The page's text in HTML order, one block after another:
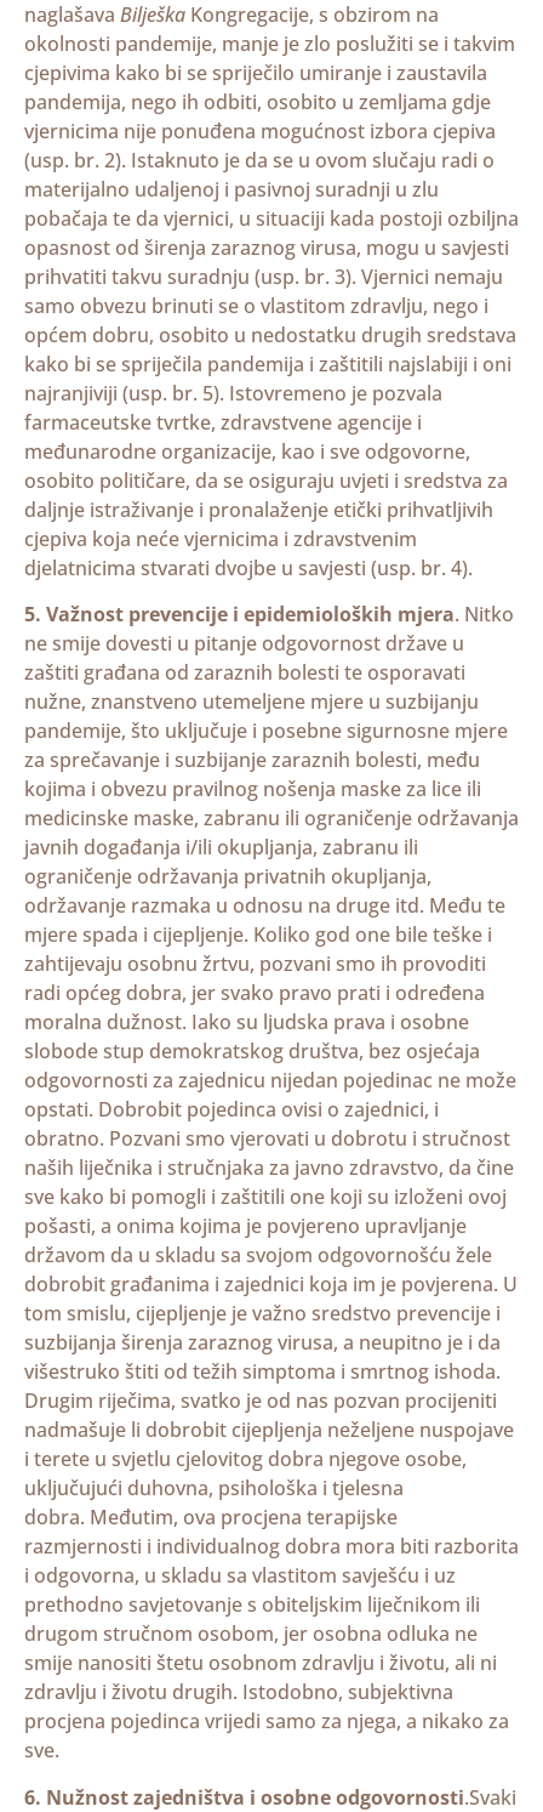
naglašava Bilješka Kongregacije, s obzirom na
okolnosti pandemije, manje je zlo poslužiti se i takvim
cjepivima kako bi se spriječilo umiranje i zaustavila
pandemija, nego ih odbiti, osobito u zemljama gdje
vjernicima nije ponuđena mogućnost izbora cjepiva
(usp. br. 2). Istaknuto je da se u ovom slučaju radi o
materijalno udaljenoj i pasivnoj suradnji u zlu
pobačaja te da vjernici, u situaciji kada postoji ozbiljna
opasnost od širenja zaraznog virusa, mogu u savjesti
prihvatiti takvu suradnju (usp. br. 3). Vjernici nemaju
samo obvezu brinuti se o vlastitom zdravlju, nego i
općem dobru, osobito u nedostatku drugih sredstava
kako bi se spriječila pandemija i zaštitili najslabiji i oni
najranjiviji (usp. br. 5). Istovremeno je pozvala
farmaceutske tvrtke, zdravstvene agencije i
međunarodne organizacije, kao i sve odgovorne,
osobito političare, da se osiguraju uvjeti i sredstva za
daljnje istraživanje i pronalaženje etički prihvatljivih
cjepiva koja neće vjernicima i zdravstvenim
djelatnicima stvarati dvojbe u savjesti (usp. br. 4).
5. Važnost prevencije i epidemioloških mjera. Nitko
ne smije dovesti u pitanje odgovornost države u
zaštiti građana od zaraznih bolesti te osporavati
nužne, znanstveno utemeljene mjere u suzbijanju
pandemije, što uključuje i posebne sigurnosne mjere
za sprečavanje i suzbijanje zaraznih bolesti, među
kojima i obvezu pravilnog nošenja maske za lice ili
medicinske maske, zabranu ili ograničenje održavanja
javnih događanja i/ili okupljanja, zabranu ili
ograničenje održavanja privatnih okupljanja,
održavanje razmaka u odnosu na druge itd. Među te
mjere spada i cijepljenje. Koliko god one bile teške i
zahtijevaju osobnu žrtvu, pozvani smo ih provoditi
radi općeg dobra, jer svako pravo prati i određena
moralna dužnost. Iako su ljudska prava i osobne
slobode stup demokratskog društva, bez osjećaja
odgovornosti za zajednicu nijedan pojedinac ne može
opstati. Dobrobit pojedinca ovisi o zajednici, i
obratno. Pozvani smo vjerovati u dobrotu i stručnost
naših liječnika i stručnjaka za javno zdravstvo, da čine
sve kako bi pomogli i zaštitili one koji su izloženi ovoj
pošasti, a onima kojima je povjereno upravljanje
državom da u skladu sa svojom odgovornošću žele
dobrobit građanima i zajednici koja im je povjerena. U
tom smislu, cijepljenje je važno sredstvo prevencije i
suzbijanja širenja zaraznog virusa, a neupitno je i da
višestruko štiti od težih simptoma i smrtnog ishoda.
Drugim riječima, svatko je od nas pozvan procijeniti
nadmašuje li dobrobit cijepljenja neželjene nuspojave
i terete u svjetlu cjelovitog dobra njegove osobe,
uključujući duhovna, psihološka i tjelesna
dobra. Međutim, ova procjena terapijske
razmjernosti i individualnog dobra mora biti razborita
i odgovorna, u skladu sa vlastitom savješću i uz
prethodno savjetovanje s obiteljskim liječnikom ili
drugom stručnom osobom, jer osobna odluka ne
smije nanositi štetu osobnom zdravlju i životu, ali ni
zdravlju i životu drugih. Istodobno, subjektivna
procjena pojedinca vrijedi samo za njega, a nikako za
sve.
6. Nužnost zajedništva i osobne odgovornosti.Svaki